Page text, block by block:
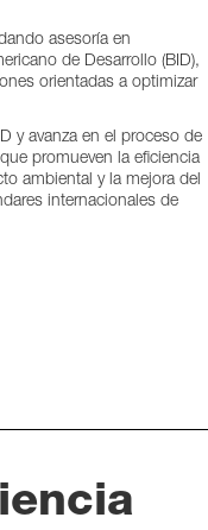
asesoría en
de Desarrollo (BID),
orientadas a optimizar
y avanza en el proceso de
promueven la eficiencia
ambiental y la mejora del
internacionales de